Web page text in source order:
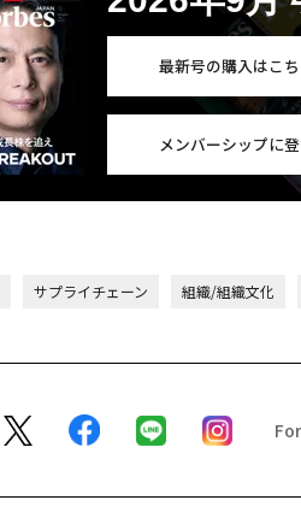
最新号の購入はこ
メンバーシップに
サプライチェーン 組織/組織文化